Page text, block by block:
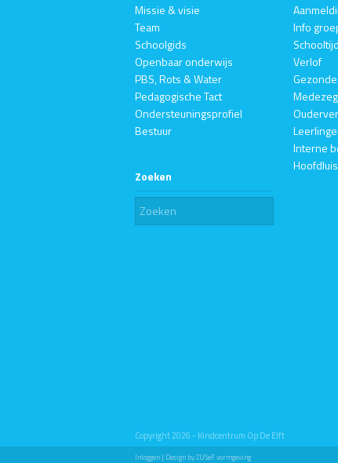
Missie & visie
Team
Schoolgids
Openbaar onderwijs
PBS, Rots & Water
Pedagogische Tact
Ondersteuningsprofiel
Bestuur
Zoeken
Info
Verlof
Interne
Hoofdluis
Copyright 2026 - Kindcentrum Op De Elft
Inloggen | Design byZUSeF vormgeving